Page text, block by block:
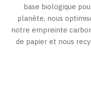
base biologique
planète, nous
notre empreinte
de papier et nous